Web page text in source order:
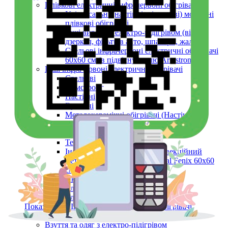
Плівкові електричні інфрачервоні обігрівачі
Універсальні (настінні, підлогові) мобільні
плівкові обігрівачі
Інші вироби з електро-підігрівом (вікон,
дзеркал, фільтрів авто, шпалери, жалюзі)
Стельові інфрачервоні електричні обігрівачі
60х60 см (в підвісну стелю Armstrong)
Інші інфрачервоні електричні обігрівачі
Стельові
Армстронг
Настінні
Вуличні
Металокерамічні обігрівачі (Настінні,
Стельові, Підлогові, ARMSTRONG)
Керамічні панелі (інфрачервоні)
Тепловентилятори
Інфрачервоний обігрівач конвекційний
металокерамічний Monocrystal Fenix 60x60
см 750 Вт
Аксесуари
Електричні рушникосушки
Електроконвектори
Показати усі Інфрачервоні електричні обігрівачі
Обігрів та сушіння
Взуття та одяг з електро-підігрівом